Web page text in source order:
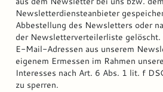
Newsletterdiensteanbieter
Abbestellung des Newsletters oder
der Newsletterverteilerliste gelöscht.
E-Mail-Adressen aus unserem
eigenem Ermessen im Rahmen
Interesses nach Art. 6 Abs. 1 lit. f
zu sperren.